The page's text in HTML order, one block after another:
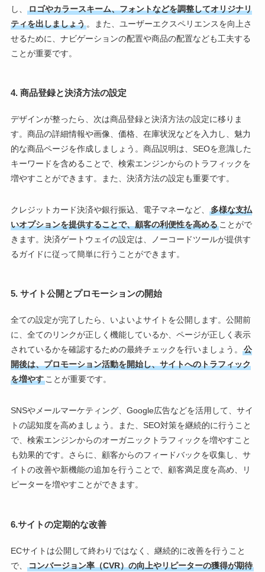
し、
ロゴやカラースキーム、フォントなどを調整してオリジナリ
ティを出しましょう。また、ユーザーエクスペリエンスを向上さ
せるために、ナビゲーションの配置や商品の配置なども工夫する
ことが重要です。
4. 商品登録と決済方法の設定
デザインが整ったら、次は商品登録と決済方法の設定に移りま
す。商品の詳細情報や画像、価格、在庫状況などを入力し、魅力
的な商品ページを作成しましょう。商品説明は、SEOを意識した
キーワードを含めることで、検索エンジンからのトラフィックを
増やすことができます。また、決済方法の設定も重要です。
クレジットカード決済や銀行振込、電子マネーなど、
多様な支払
いオプションを提供することで、顧客の利便性を高めることがで
きます。決済ゲートウェイの設定は、ノーコードツールが提供す
るガイドに従って簡単に行うことができます。
5. サイト公開とプロモーションの開始
全ての設定が完了したら、いよいよサイトを公開します。公開前
に、全てのリンクが正しく機能しているか、ページが正しく表示
されているかを確認するための最終チェックを行いましょう。
公
開後は、プロモーション活動を開始し、サイトへのトラフィック
を増やすことが重要です。
SNSやメールマーケティング、Google広告などを活用して、サイ
トの認知度を高めましょう。また、SEO対策を継続的に行うこと
で、検索エンジンからのオーガニックトラフィックを増やすこと
も効果的です。さらに、顧客からのフィードバックを収集し、サ
イトの改善や新機能の追加を行うことで、顧客満足度を高め、リ
ピーターを増やすことができます。
6.サイトの定期的な改善
ECサイトは公開して終わりではなく、継続的に改善を行うこと
で、
コンバージョン率（CVR）の向上やリピーターの獲得が期待